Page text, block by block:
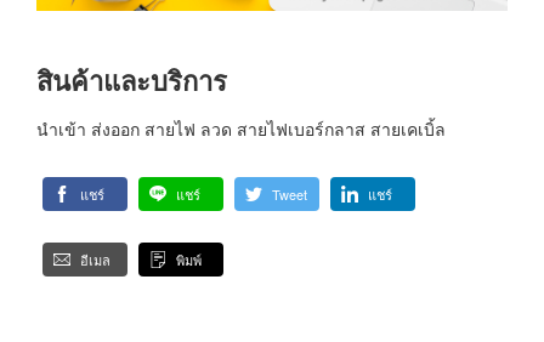
สินค้าและบริการ
นำเข้า ส่งออก สายไฟ ลวด สายไฟเบอร์กลาส สายเคเบิ้ล
แชร์ แชร์ Tweet แชร์
อีเมล พิมพ์